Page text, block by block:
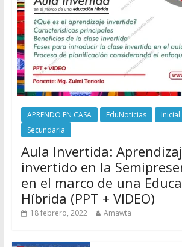
APRENDO EN CASA EduNoticias Inicial
Secundaria
Aula Invertida:
invertido en la
en el marco de una
Híbrida (PPT + VIDEO)
18 febrero, 2022 Amawta